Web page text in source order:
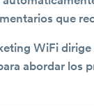
que
WiFi
abordar los